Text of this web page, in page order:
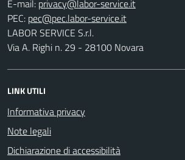
E-mail:
PEC:
LABOR SERVICE S.r.l.
Via A. Righi n. 29 - 28100 Novara
LINK UTILI
Informativa privacy
Note legali
Dichiarazione di accessibilità